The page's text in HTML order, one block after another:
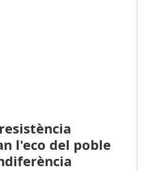
l'eco del poble